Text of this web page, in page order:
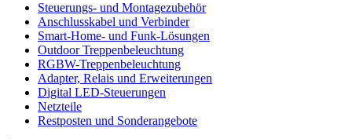
Steuerungs- und Montagezubehör
Anschlusskabel und Verbinder
Smart-Home- und Funk-Lösungen
Outdoor Treppenbeleuchtung
RGBW-Treppenbeleuchtung
Adapter, Relais und Erweiterungen
Digital LED-Steuerungen
Netzteile
Restposten und Sonderangebote